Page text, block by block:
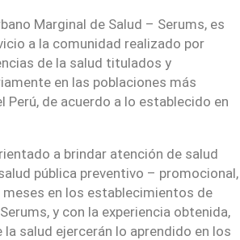
Marginal de Salud – Serums, es
a la comunidad realizado por
de la salud titulados y
en las poblaciones más
Perú, de acuerdo a lo establecido en
a brindar atención de salud
pública preventivo – promocional,
en los establecimientos de
y con la experiencia obtenida,
salud ejercerán lo aprendido en los